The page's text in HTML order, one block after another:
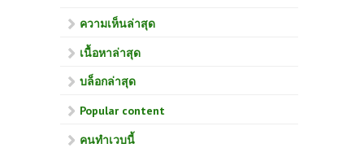
ความเห็นล่าสุด
เนื้อหาล่าสุด
บล็อกล่าสุด
Popular content
คนทำเวบนี้